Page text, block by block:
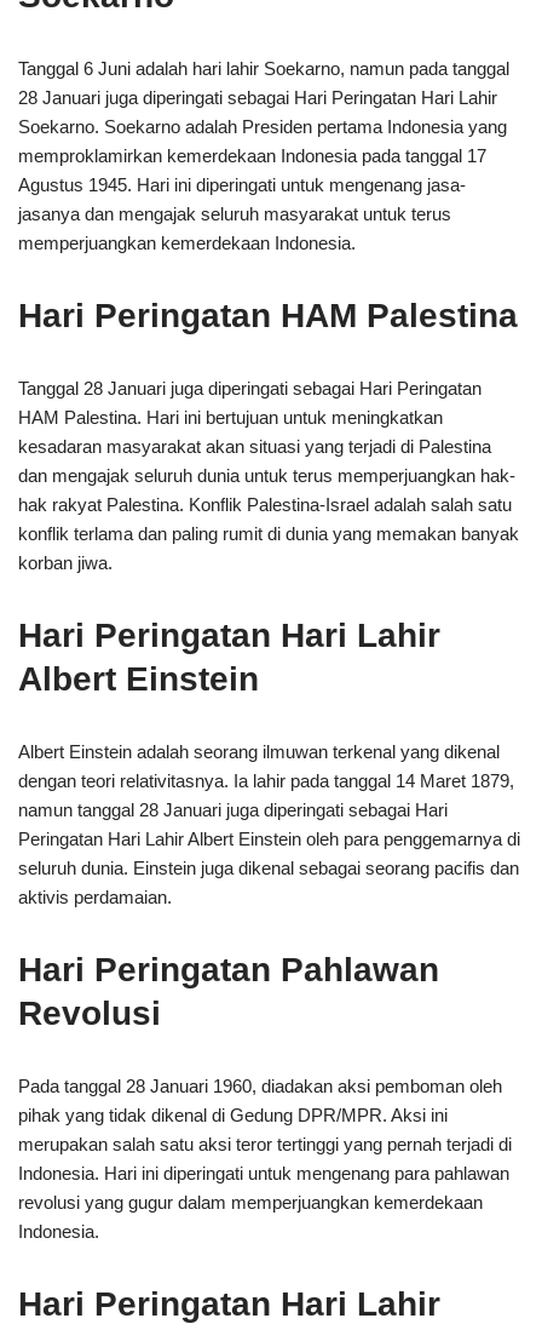
Tanggal 6 Juni adalah hari lahir Soekarno, namun pada tanggal
28 Januari juga diperingati sebagai Hari Peringatan Hari Lahir
Soekarno. Soekarno adalah Presiden pertama Indonesia yang
memproklamirkan kemerdekaan Indonesia pada tanggal 17
Agustus 1945. Hari ini diperingati untuk mengenang jasa-
jasanya dan mengajak seluruh masyarakat untuk terus
memperjuangkan kemerdekaan Indonesia.
Hari Peringatan HAM Palestina
Tanggal 28 Januari juga diperingati sebagai Hari Peringatan
HAM Palestina. Hari ini bertujuan untuk meningkatkan
kesadaran masyarakat akan situasi yang terjadi di Palestina
dan mengajak seluruh dunia untuk terus memperjuangkan hak-
hak rakyat Palestina. Konflik Palestina-Israel adalah salah satu
konflik terlama dan paling rumit di dunia yang memakan banyak
korban jiwa.
Hari Peringatan Hari Lahir
Albert Einstein
Albert Einstein adalah seorang ilmuwan terkenal yang dikenal
dengan teori relativitasnya. Ia lahir pada tanggal 14 Maret 1879,
namun tanggal 28 Januari juga diperingati sebagai Hari
Peringatan Hari Lahir Albert Einstein oleh para penggemarnya di
seluruh dunia. Einstein juga dikenal sebagai seorang pacifis dan
aktivis perdamaian.
Hari Peringatan Pahlawan
Revolusi
Pada tanggal 28 Januari 1960, diadakan aksi pemboman oleh
pihak yang tidak dikenal di Gedung DPR/MPR. Aksi ini
merupakan salah satu aksi teror tertinggi yang pernah terjadi di
Indonesia. Hari ini diperingati untuk mengenang para pahlawan
revolusi yang gugur dalam memperjuangkan kemerdekaan
Indonesia.
Hari Peringatan Hari Lahir